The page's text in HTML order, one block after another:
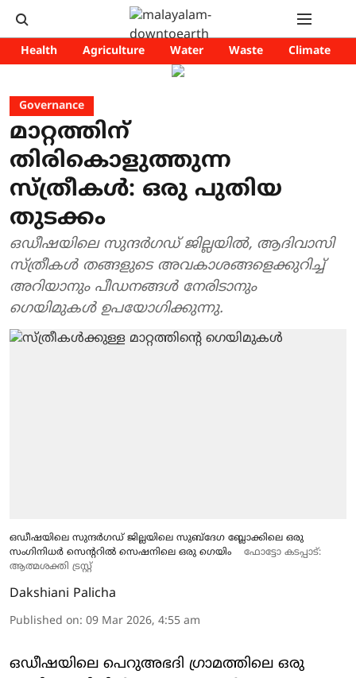
Health Agriculture Water Waste Climate
Governance
മാറ്റത്തിന്
തിരികൊളുത്തുന്ന
സ്ത്രീകൾ: ഒരു പുതിയ
തുടക്കം
ഒഡീഷയിലെ സുന്ദർഗഡ് ജില്ലയിൽ, ആദിവാസി
സ്ത്രീകൾ തങ്ങളുടെ അവകാശങ്ങളെക്കുറിച്ച്
അറിയാനും പീഡനങ്ങൾ നേരിടാനും
ഗെയിമുകൾ ഉപയോഗിക്കുന്നു.
ഒഡീഷയിലെ സുന്ദർഗഡ് ജില്ലയിലെ സുബ്ദേഗ ബ്ലോക്കിലെ ഒരു
സംഗിനിധർ സെന്ററിൽ സെഷനിലെ ഒരു ഗെയിം
ഫോട്ടോ കടപ്പാട്:
ആത്മശക്തി ട്രസ്റ്റ്
Dakshiani Palicha
Published on: 09 Mar 2026, 4:55 am
ഒഡീഷയിലെ പെറുഅഭദി ഗ്രാമത്തിലെ ഒരു